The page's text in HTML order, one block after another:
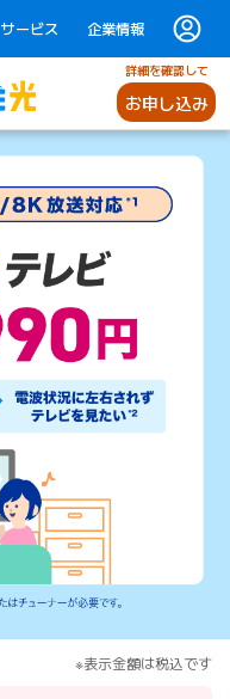
サービス 企業情報
詳細を確認して
お申し込み
※表示金額は税込です